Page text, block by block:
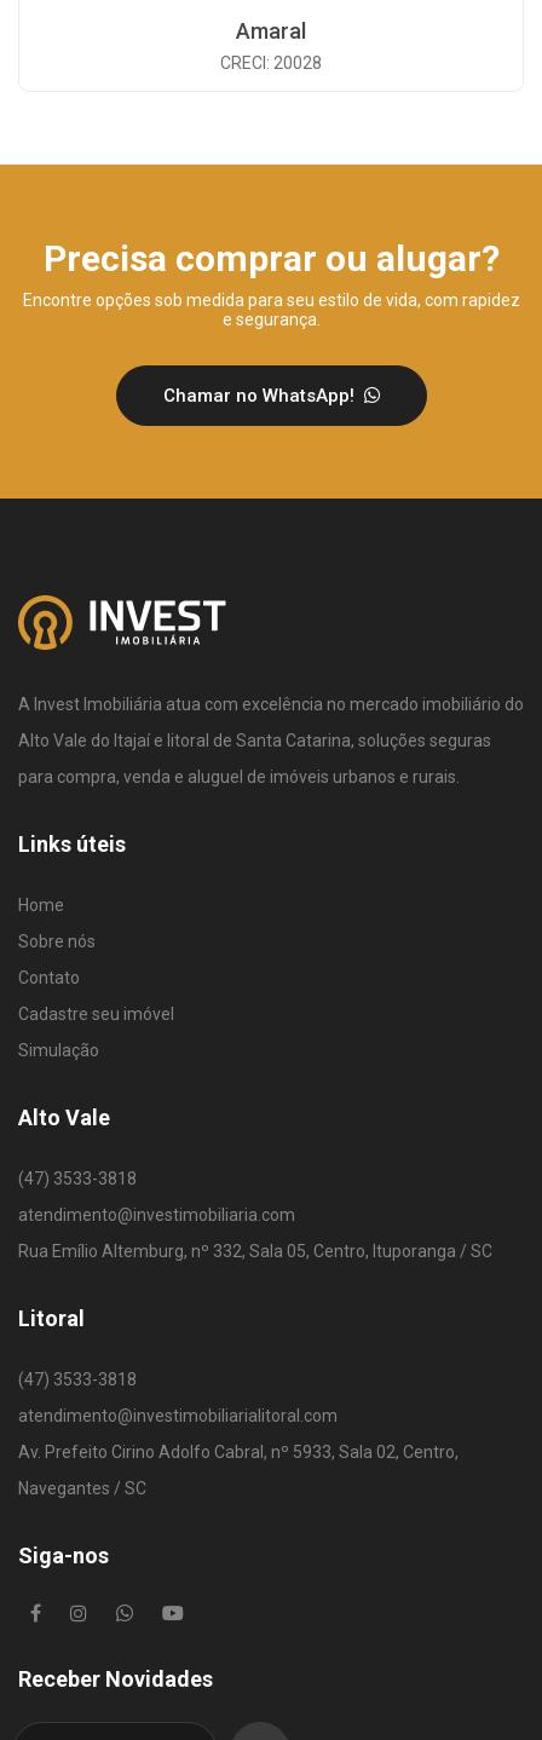
Amaral
CRECI: 20028
Precisa comprar ou alugar?
Encontre opções sob medida para seu estilo de vida, com rapidez
e segurança.
Chamar no WhatsApp!
A Invest Imobiliária atua com excelência no mercado imobiliário do
Alto Vale do Itajaí e litoral de Santa Catarina, soluções seguras
para compra, venda e aluguel de imóveis urbanos e rurais.
Links úteis
Home
Sobre nós
Contato
Cadastre seu imóvel
Simulação
Alto Vale
(47) 3533-3818
atendimento@investimobiliaria.com
Rua Emílio Altemburg, nº 332, Sala 05, Centro, Ituporanga / SC
Litoral
(47) 3533-3818
atendimento@investimobiliarialitoral.com
Av. Prefeito Cirino Adolfo Cabral, nº 5933, Sala 02, Centro,
Navegantes / SC
Siga-nos
Receber Novidades